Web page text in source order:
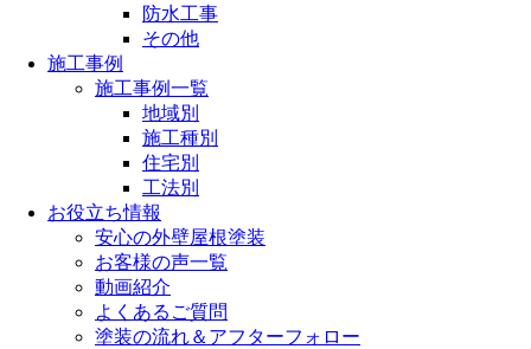
防水工事
その他
施工事例
施工事例一覧
地域別
施工種別
住宅別
工法別
お役立ち情報
安心の外壁屋根塗装
お客様の声一覧
動画紹介
よくあるご質問
塗装の流れ＆アフターフォロー